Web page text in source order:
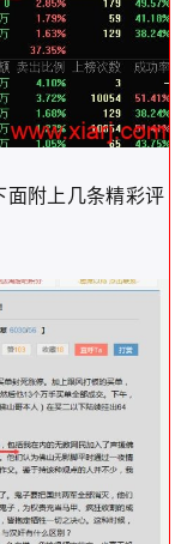
面附上几条精彩评